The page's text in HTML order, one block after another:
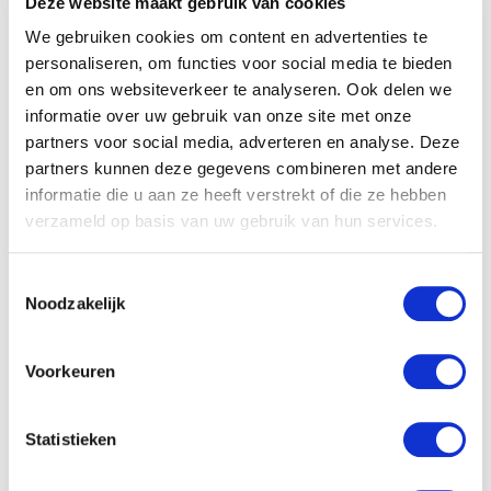
We gebruiken cookies om content en advertenties te
personaliseren, om functies voor social media te bieden
en om ons websiteverkeer te analyseren. Ook delen we
informatie over uw gebruik van onze site met onze
partners voor social media, adverteren en analyse. Deze
partners kunnen deze gegevens combineren met andere
informatie die u aan ze heeft verstrekt of die ze hebben
verzameld op basis van uw gebruik van hun services.
Noodzakelijk
Voorkeuren
Statistieken
maken krijgen. Verleiding. Groepsdruk. Geaccepteerd
worden. Verantwoordelijkheden. Omgaan met je ouders.
Vrienden. En meisjes. De Bijbel zal je leven écht beter
maken wanneer jij besluit dat je wilt weten wat erin staat.
En daar gaat dit boek over: je Bijbel ontdekken en tot je
persoonlijke gids maken bij alles wat je doet. Je vindt er veel
hoe je er zo veel mogelijk nut van kunt hebben. Je zult
ontdekken dat Bijbelstudie een geweldig avontuur is, waar